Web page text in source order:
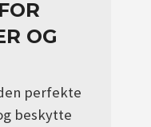
OG
perfekte
beskytte